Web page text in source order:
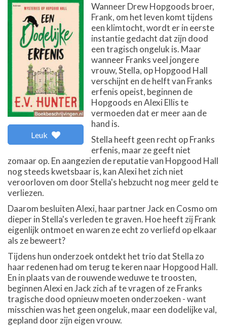
Leuk
Wanneer Drew Hopgoods broer,
Frank, om het leven komt tijdens
een klimtocht, wordt er in eerste
instantie gedacht dat zijn dood
een tragisch ongeluk is. Maar
wanneer Franks veel jongere
vrouw, Stella, op Hopgood Hall
verschijnt en de helft van Franks
erfenis opeist, beginnen de
Hopgoods en Alexi Ellis te
vermoeden dat er meer aan de
hand is.
Stella heeft geen recht op Franks
erfenis, maar ze geeft niet
zomaar op. En aangezien de reputatie van Hopgood Hall
nog steeds kwetsbaar is, kan Alexi het zich niet
veroorloven om door Stella's hebzucht nog meer geld te
verliezen.
Daarom besluiten Alexi, haar partner Jack en Cosmo om
dieper in Stella's verleden te graven. Hoe heeft zij Frank
eigenlijk ontmoet en waren ze echt zo verliefd op elkaar
als ze beweert?
Tijdens hun onderzoek ontdekt het trio dat Stella zo
haar redenen had om terug te keren naar Hopgood Hall.
En in plaats van de rouwende weduwe te troosten,
beginnen Alexi en Jack zich af te vragen of ze Franks
tragische dood opnieuw moeten onderzoeken - want
misschien was het geen ongeluk, maar een dodelijke val,
gepland door zijn eigen vrouw.